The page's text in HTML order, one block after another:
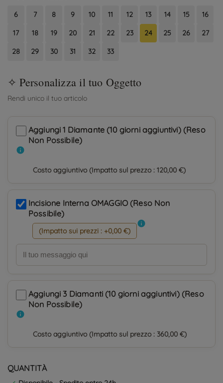
6 7 8 9 10 11 12 13 14 15 16
17 18 19 20 21 22 23 24 25 26 27
28 29 30 31 32 33
Aggiungi 1 Diamante (10 giorni aggiuntivi) (Reso
Non Possibile)
info
Costo aggiuntivo (Impatto sul prezzo : 120,00 €)
Incisione Interna OMAGGIO (Reso Non
Possibile)
(Impatto sui prezzi : +0,00 €)
info
Aggiungi 3 Diamanti (10 giorni aggiuntivi) (Reso
Non Possibile)
info
Costo aggiuntivo (Impatto sul prezzo : 360,00 €)
QUANTITÀ